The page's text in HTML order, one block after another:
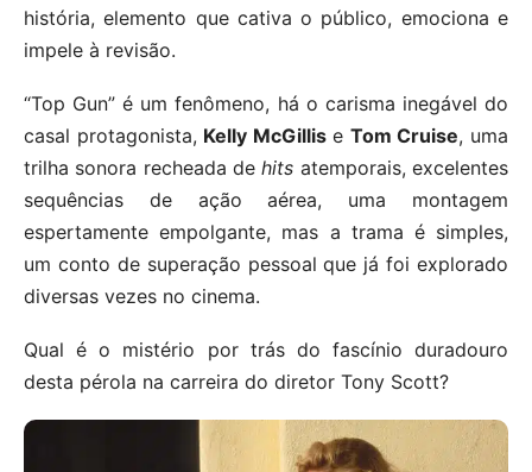
história, elemento que cativa o público, emociona e
impele à revisão.
“Top Gun” é um fenômeno, há o carisma inegável do
casal protagonista, Kelly McGillise Tom Cruise, uma
trilha sonora recheada dehits atemporais, excelentes
sequências de ação aérea, uma montagem
espertamente empolgante, mas a trama é simples,
um conto de superação pessoal que já foi explorado
diversas vezes no cinema.
Qual é o mistério por trás do fascínio duradouro
desta pérola na carreira do diretor Tony Scott?